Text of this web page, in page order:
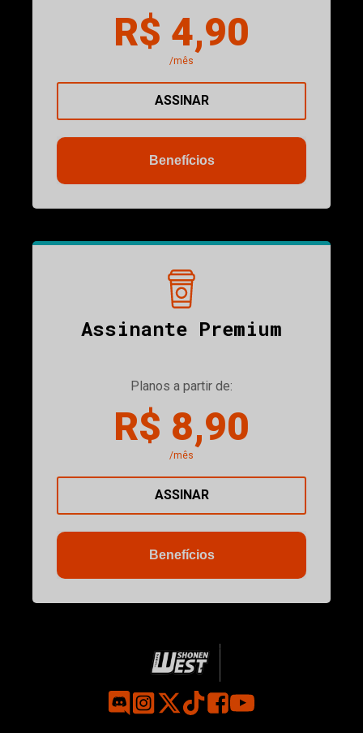
R$ 4,90
/mês
ASSINAR
Benefícios
Assinante Premium
Planos a partir de:
R$ 8,90
/mês
ASSINAR
Benefícios